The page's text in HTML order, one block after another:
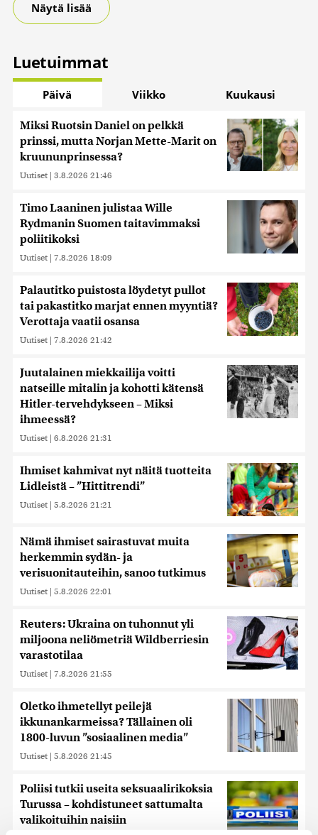
Näytä lisää
Luetuimmat
Päivä Viikko Kuukausi
Miksi Ruotsin Daniel on pelkkä
prinssi, mutta Norjan Mette-Marit on
kruununprinsessa?
Uutiset | 3.8.2026 21:46
Timo Laaninen julistaa Wille
Rydmanin Suomen taitavimmaksi
poliitikoksi
Uutiset | 7.8.2026 18:09
Palautitko puistosta löydetyt pullot
tai pakastitko marjat ennen myyntiä?
Verottaja vaatii osansa
Uutiset | 7.8.2026 21:42
Juutalainen miekkailija voitti
natseille mitalin ja kohotti kätensä
Hitler-tervehdykseen – Miksi
ihmeessä?
Uutiset | 6.8.2026 21:31
Ihmiset kahmivat nyt näitä tuotteita
Lidleistä – ”Hittitrendi”
Uutiset | 5.8.2026 21:21
Nämä ihmiset sairastuvat muita
herkemmin sydän- ja
verisuonitauteihin, sanoo tutkimus
Uutiset | 5.8.2026 22:01
Reuters: Ukraina on tuhonnut yli
miljoona neliömetriä Wildberriesin
varastotilaa
Uutiset | 7.8.2026 21:55
Oletko ihmetellyt peilejä
ikkunankarmeissa? Tällainen oli
1800-luvun ”sosiaalinen media”
Uutiset | 5.8.2026 21:45
Poliisi tutkii useita seksuaalirikoksia
Turussa – kohdistuneet sattumalta
valikoituihin naisiin